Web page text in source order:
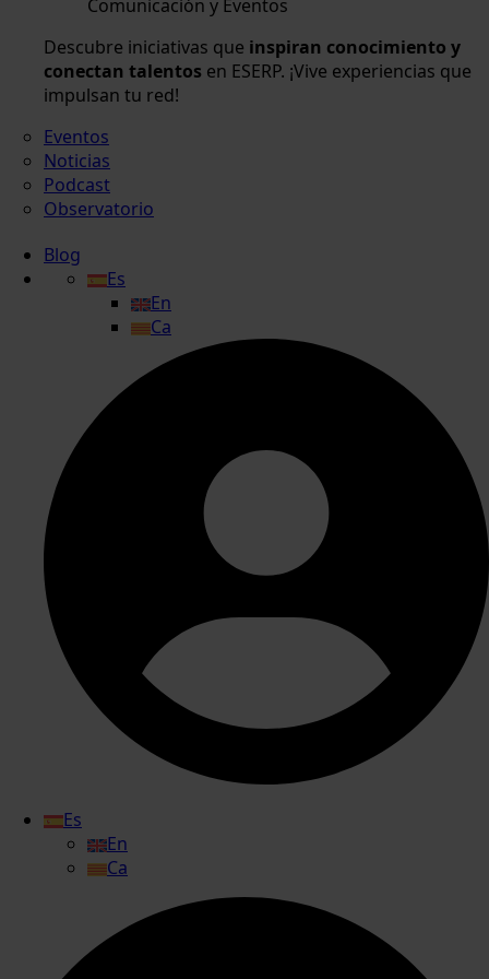
Comunicación y Eventos
Descubre iniciativas que inspiran conocimiento y
conectan talentos en ESERP. ¡Vive experiencias que
impulsan tu red!
Eventos
Noticias
Podcast
Observatorio
Blog
Es
En
Ca
Es
En
Ca